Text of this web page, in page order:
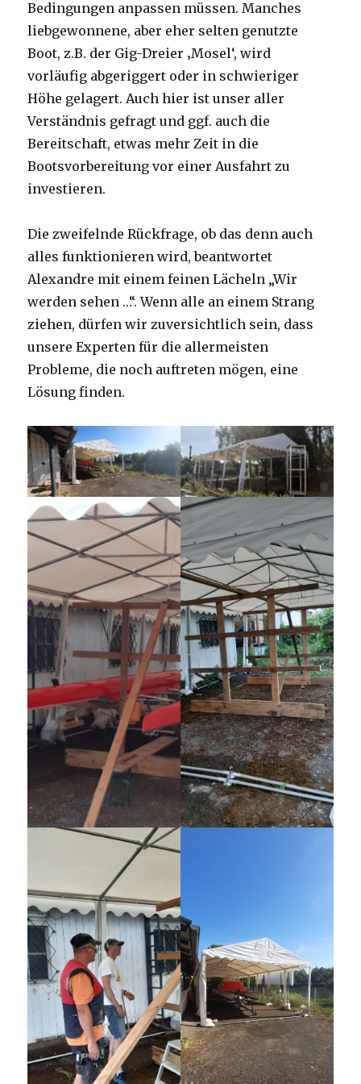
Bedingungen anpassen müssen. Manches
liebgewonnene, aber eher selten genutzte
Boot, z.B. der Gig-Dreier ‚Mosel‘, wird
vorläufig abgeriggert oder in schwieriger
Höhe gelagert. Auch hier ist unser aller
Verständnis gefragt und ggf. auch die
Bereitschaft, etwas mehr Zeit in die
Bootsvorbereitung vor einer Ausfahrt zu
investieren.
Die zweifelnde Rückfrage, ob das denn auch
alles funktionieren wird, beantwortet
Alexandre mit einem feinen Lächeln „Wir
werden sehen …“. Wenn alle an einem Strang
ziehen, dürfen wir zuversichtlich sein, dass
unsere Experten für die allermeisten
Probleme, die noch auftreten mögen, eine
Lösung finden.